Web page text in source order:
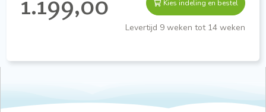
Kies indeling en bestel
Levertijd 9 weken tot 14 weken